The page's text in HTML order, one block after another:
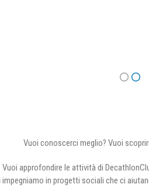
Vuoi conoscerci meglio? Vuoi
Vuoi approfondire le attività di
impegniamo in progetti sociali che ci